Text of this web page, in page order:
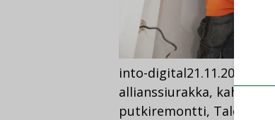
into-digital21.11.2016
allianssiurakka, kahden
putkiremontti,